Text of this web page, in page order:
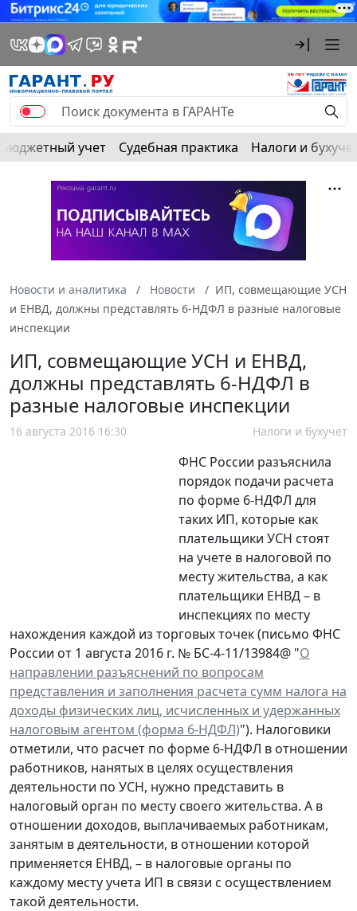
Бюджетный учет Судебная практика Налоги и
Новости и аналитика Новости
ИП, совмещающие УСН
и ЕНВД, должны представлять 6-НДФЛ в разные налоговые
инспекции
ИП, совмещающие УСН и ЕНВД,
должны представлять 6-НДФЛ в
разные налоговые инспекции
16 августа 2016 16:30 Налоги и бухучет
ФНС России разъяснила
порядок подачи расчета
по форме 6-НДФЛ для
таких ИП, которые как
плательщики УСН стоят
на учете в налоговой по
месту жительства, а как
плательщики ЕНВД – в
инспекциях по месту
нахождения каждой из торговых точек (письмо ФНС
России от 1 августа 2016 г. № БС-4-11/13984@ "О
направлении разъяснений по вопросам
представления и заполнения расчета сумм налога на
доходы физических лиц, исчисленных и удержанных
налоговым агентом (форма 6-НДФЛ)"). Налоговики
отметили, что расчет по форме 6-НДФЛ в отношении
работников, нанятых в целях осуществления
деятельности по УСН, нужно представить в
налоговый орган по месту своего жительства. А в
отношении доходов, выплачиваемых работникам,
занятым в деятельности, в отношении которой
применяется ЕНВД, – в налоговые органы по
каждому месту учета ИП в связи с осуществлением
такой деятельности.